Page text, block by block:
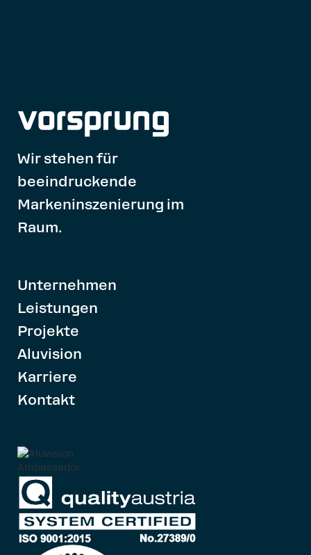
Wir stehen für
beeindruckende
Markeninszenierung im
Raum.
Unternehmen
Leistungen
Projekte
Aluvision
Karriere
Kontakt